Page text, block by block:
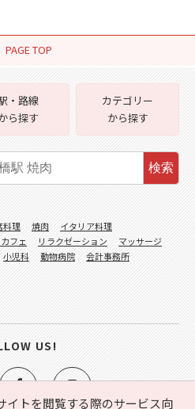
PAGE TOP
イトを閲覧する際のサービス向
・路線
ら探す
カテゴリー
から探す
検索
料理 焼肉
イタリア料理
フェ リラクゼーション
マッサージ
小児科 動物病院
会計事務所
US!